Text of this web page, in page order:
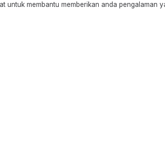
untuk membantu memberikan anda